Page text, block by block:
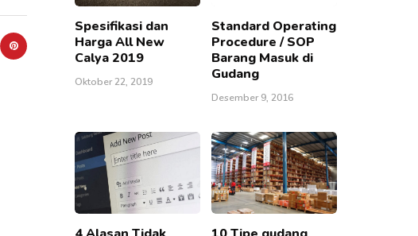
Spesifikasi dan
Harga All New
Calya 2019
Oktober 22, 2019
Standard Operating
Procedure / SOP
Barang Masuk di
Gudang
Desember 9, 2016